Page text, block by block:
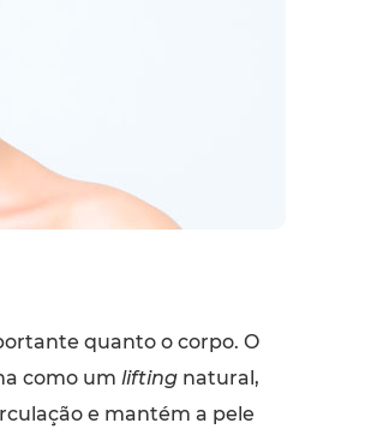
quanto o corpo. O
como um liftingnatural,
e mantém a pele